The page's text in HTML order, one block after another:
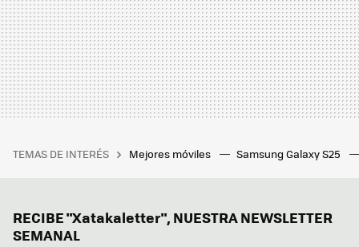
TEMAS DE INTERÉS Mejores móviles Samsung Galaxy S25
RECIBE "Xatakaletter", NUESTRA NEWSLETTER
SEMANAL